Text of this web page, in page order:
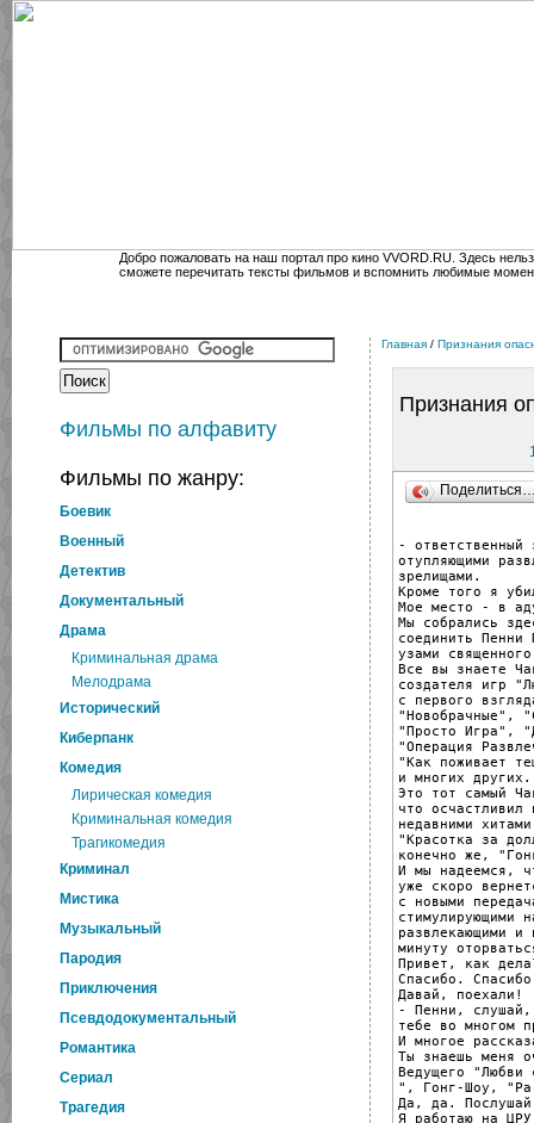
Добро пожаловать на наш портал про кино VVORD.RU. Здесь
сможете перечитать тексты фильмов и вспомнить любимые
Фильмы по алфавиту
Фильмы по жанру:
Боевик
Военный
Детектив
Документальный
Драма
Криминальная драма
Мелодрама
Исторический
Киберпанк
Комедия
Лирическая комедия
Криминальная комедия
Трагикомедия
Криминал
Мистика
Музыкальный
Пародия
Приключения
Псевдодокументальный
Романтика
Cериал
Трагедия
Главная / Признания
Признания
- ответственный
отупляющими
зрелищами.
Кроме того я
Мое место - в
Мы собрались
соединить Пенни
узами
Все вы знаете
создателя игр
с первого
"Новобрачные",
"Просто Игра",
"Операция
"Как поживает
и многих других.
Это тот самый
что осчастливил
недавними
"Красотка за
конечно же,
И мы надеемся,
уже скоро
с новыми
стимулирующими
развлекающими
минуту
Привет, как
Спасибо.
Давай, поехали!
- Пенни, слушай,
тебе во многом
И многое
Ты знаешь меня
Ведущего "Любви
", Гонг-Шоу,
Да, да.
Я работаю на